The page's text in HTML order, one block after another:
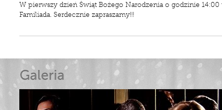
W pierwszy dzień Świąt Bożego Narodzenia o godzinie
Familiada. Serdecznie zapraszamy!!!